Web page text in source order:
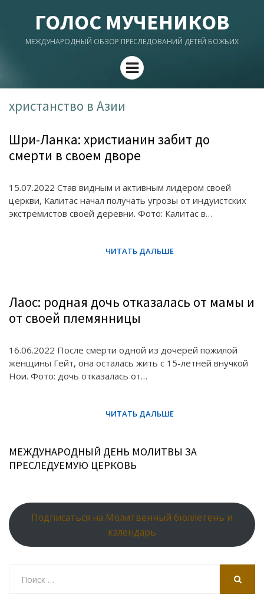
ГОЛОС МУЧЕНИКОВ
МЕЖДУНАРОДНЫЙ ОБЗОР ПРЕСЛЕДОВАНИЙ ДЕТЕЙ БОЖЬИХ
Menu
христанство в Азии
Шри-Ланка: христианин забит до
смерти в своем дворе
15.07.2022 Став видным и активным лидером своей
церкви, Калитас начал получать угрозы от индуистских
экстремистов своей деревни. Фото: Калитас в…
Лаос: родная дочь отказалась от мамы и
от своей племянницы
16.06.2022 После смерти одной из дочерей пожилой
женщины Гейт, она осталась жить с 15-летней внучкой
Нои. Фото: дочь отказалась от…
МЕЖДУНАРОДНЫЙ ДЕНЬ МОЛИТВЫ ЗА
ПРЕСЛЕДУЕМУЮ ЦЕРКОВЬ
Подписаться на Молитвенный бюллетень и
календарь